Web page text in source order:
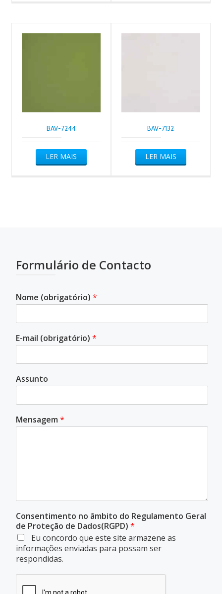
BAV-7244
LER MAIS
BAV-7132
LER MAIS
Formulário de Contacto
Nome (obrigatório) *
E-mail (obrigatório) *
Assunto
Mensagem *
Consentimento no âmbito do Regulamento Geral
de Proteção de Dados(RGPD) *
Eu concordo que este site armazene as
informações enviadas para possam ser
respondidas.